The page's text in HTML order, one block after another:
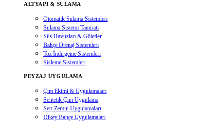
ALTYAPI & SULAMA
Otomatik Sulama Sistemleri
Sulama Sistemi Tamiratı
Süs Havuzları & Göletler
Bahçe Drenaj Sistemleri
Toz İndirgeme Sistemleri
Sisleme Sistemleri
PEYZAJ UYGULAMA
Çim Ekimi & Uygulamaları
Sentetik Çim Uygulama
Sert Zemin Uygulamaları
Dikey Bahçe Uygulamaları